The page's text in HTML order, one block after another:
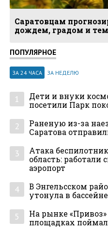
Саратовцам
дождем, градом и
ПОПУЛЯРНОЕ
ЗА 24 ЧАСА ЗА НЕДЕЛЮ
1
Дети и внуки
посетили Парк
2
Раненую из-за
Саратова
3
Атака
область: работали
аэропорт
4
В Энгельсском
утонула в бассейне
5
На рынке
площадках